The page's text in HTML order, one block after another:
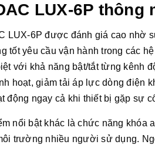
LUX-6P
LUX-6P được đánh giá cao nhờ
tốt yêu cầu vận hành trong các
với khả năng bật/tắt từng kênh
hoạt, giảm tải áp lực dòng điện
động ngay cả khi thiết bị gặp sự
nổi bật khác là chức năng khóa
trường nhiều người sử dụng.